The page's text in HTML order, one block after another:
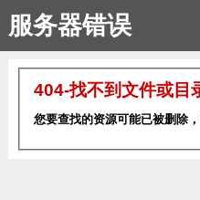
服务器错误
404-找不到文件或目
您要查找的资源可能已被删除